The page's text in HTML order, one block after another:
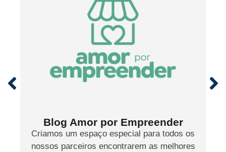
Blog Amor por Empreender
Criamos um espaço especial para todos os
nossos parceiros encontrarem as melhores